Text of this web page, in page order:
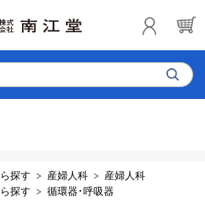
探す 産婦人科
産婦人科
探す
循環器･呼吸器